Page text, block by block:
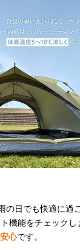
の日でも快適に過
機能をチェックし
心です。